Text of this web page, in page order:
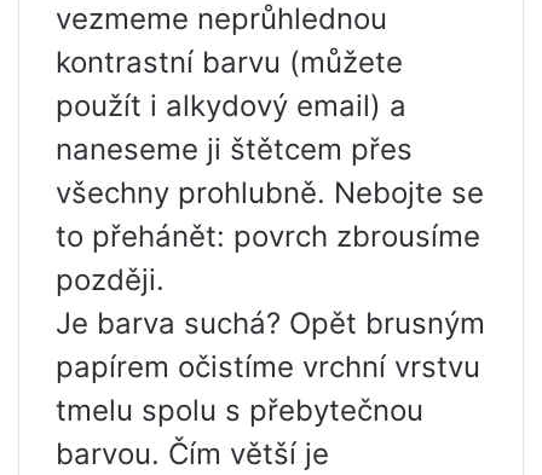
vezmeme neprůhlednou
kontrastní barvu (můžete
použít i alkydový email) a
naneseme ji štětcem přes
všechny prohlubně. Nebojte se
to přehánět: povrch zbrousíme
později.
Je barva suchá? Opět brusným
papírem očistíme vrchní vrstvu
tmelu spolu s přebytečnou
barvou. Čím větší je